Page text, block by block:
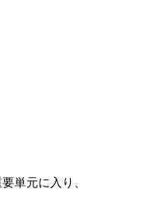
単元に入り、